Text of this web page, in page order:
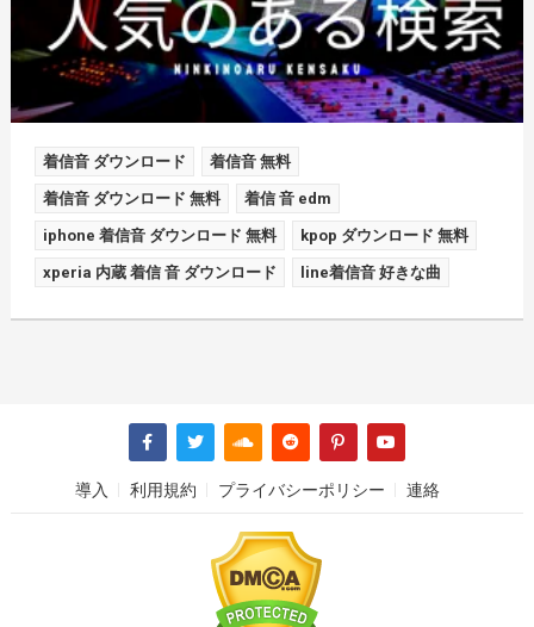
着信音 ダウンロード 着信音 無料
着信音 ダウンロード 無料 着信 音 edm
iphone 着信音 ダウンロード 無料 kpop ダウンロード 無料
xperia 内蔵 着信 音 ダウンロード line着信音 好きな曲
導入 利用規約 プライバシーポリシー 連絡